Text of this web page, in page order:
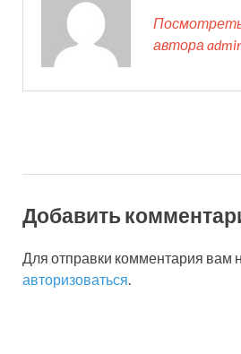
Посмотреть
автора
Добавить
Для отправки комментария вам
авторизоваться.